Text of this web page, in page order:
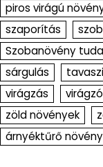
piros virágú
szaporítás
Szobanövény
sárgulás
virágzás
zöld növények
árnyéktűrő